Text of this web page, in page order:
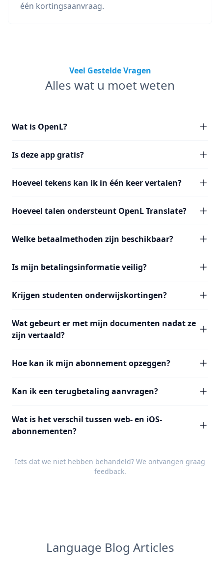
één kortingsaanvraag.
Veel Gestelde Vragen
Alles wat u moet weten
Wat is OpenL?
Is deze app gratis?
Hoeveel tekens kan ik in één keer vertalen?
Hoeveel talen ondersteunt OpenL Translate?
Welke betaalmethoden zijn beschikbaar?
Is mijn betalingsinformatie veilig?
Krijgen studenten onderwijskortingen?
Wat gebeurt er met mijn documenten nadat ze
zijn vertaald?
Hoe kan ik mijn abonnement opzeggen?
Kan ik een terugbetaling aanvragen?
Wat is het verschil tussen web- en iOS-
abonnementen?
Iets dat we niet hebben behandeld? We ontvangen graag
feedback.
Language Blog Articles